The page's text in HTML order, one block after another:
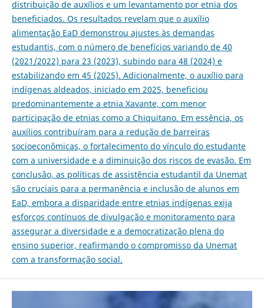
distribuição de auxílios e um levantamento por etnia dos
beneficiados. Os resultados revelam que o auxílio
alimentação EaD demonstrou ajustes às demandas
estudantis, com o número de benefícios variando de 40
(2021/2022) para 23 (2023), subindo para 48 (2024) e
estabilizando em 45 (2025). Adicionalmente, o auxílio para
indígenas aldeados, iniciado em 2025, beneficiou
predominantemente a etnia Xavante, com menor
participação de etnias como a Chiquitano. Em essência, os
auxílios contribuíram para a redução de barreiras
socioeconômicas, o fortalecimento do vínculo do estudante
com a universidade e a diminuição dos riscos de evasão. Em
conclusão, as políticas de assistência estudantil da Unemat
são cruciais para a permanência e inclusão de alunos em
EaD, embora a disparidade entre etnias indígenas exija
esforços contínuos de divulgação e monitoramento para
assegurar a diversidade e a democratização plena do
ensino superior, reafirmando o compromisso da Unemat
com a transformação social.